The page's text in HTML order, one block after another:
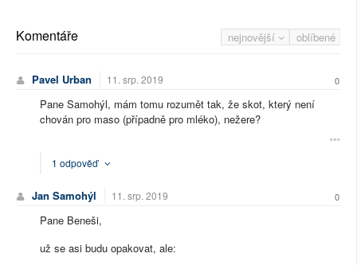
nejnovější oblíbené
Komentáře
Pavel Urban 11. srp. 2019 0
Pane Samohýl, mám tomu rozumět tak, že skot, který není
chován pro maso (případně pro mléko), nežere?
1 odpověď
Jan Samohýl 11. srp. 2019 0
Pane Beneši,
už se asi budu opakovat, ale: